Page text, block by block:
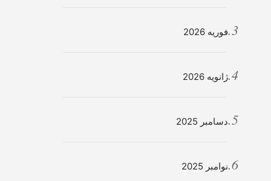
فوریه 2026
ژانویه 2026
دسامبر 2025
نوامبر 2025